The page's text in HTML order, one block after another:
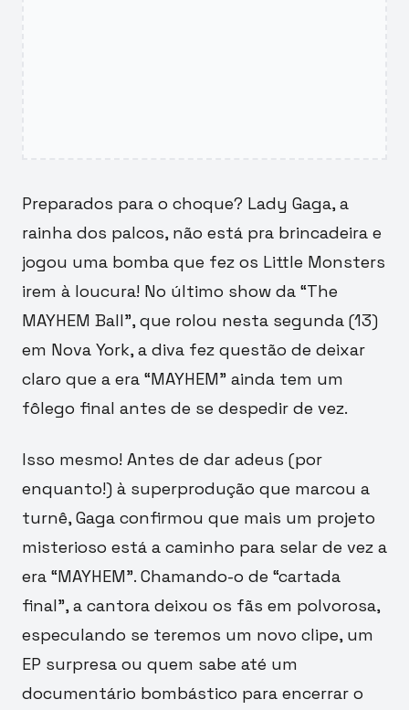
Preparados para o choque? Lady Gaga, a
rainha dos palcos, não está pra brincadeira e
jogou uma bomba que fez os Little Monsters
irem à loucura! No último show da “The
MAYHEM Ball”, que rolou nesta segunda (13)
em Nova York, a diva fez questão de deixar
claro que a era “MAYHEM” ainda tem um
fôlego final antes de se despedir de vez.
Isso mesmo! Antes de dar adeus (por
enquanto!) à superprodução que marcou a
turnê, Gaga confirmou que mais um projeto
misterioso está a caminho para selar de vez a
era “MAYHEM”. Chamando-o de “cartada
final”, a cantora deixou os fãs em polvorosa,
especulando se teremos um novo clipe, um
EP surpresa ou quem sabe até um
documentário bombástico para encerrar o